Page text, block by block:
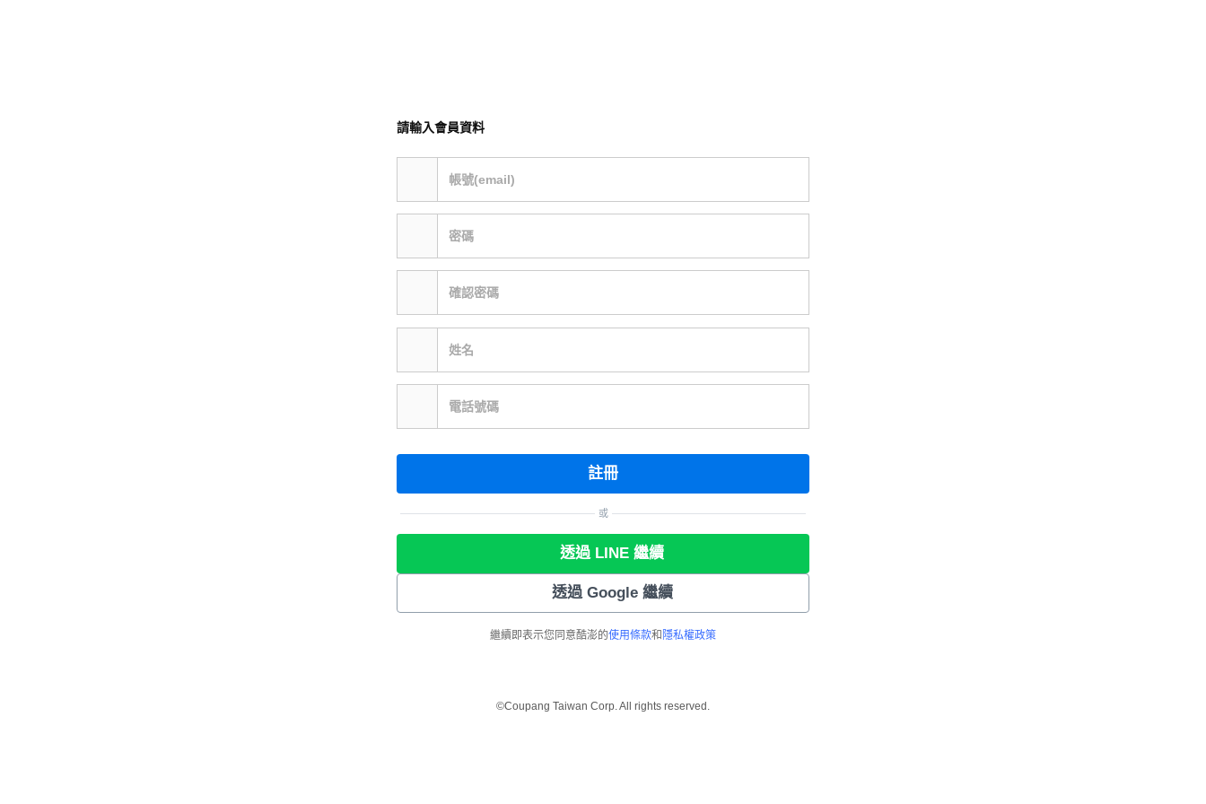
請輸入會員資料
帳號(email)
密碼
確認密碼
姓名
電話號碼
註冊
或
透過 LINE 繼續
透過 Google 繼續
繼續即表示您同意酷澎的使用條款和 隱私權政策
©Coupang Taiwan Corp. All rights reserved.